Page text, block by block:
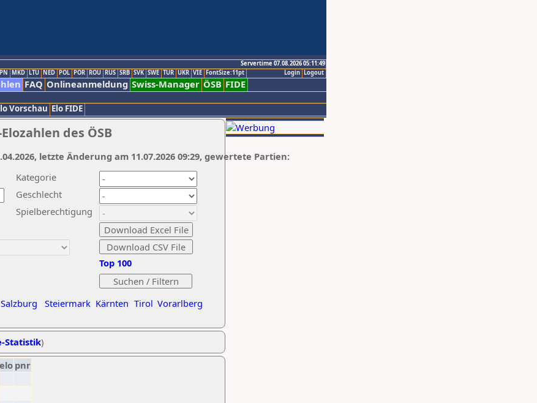
Servertime 07.08.2026 05:11:49
Logout
Login
MKD LTU NED POL POR ROU RUS SRB SVK SWE TUR UKR VIE FontSize:11pt
FAQ Onlineanmeldung Swiss-Manager ÖSB FIDE
Vorschau Elo FIDE
des ÖSB
Kategorie
Geschlecht
Spielberechtigung
Salzburg Steiermark Kärnten Tirol Vorarlberg
Top 100
letzte Änderung am 11.07.2026 09:29, gewertete Partien:
Statistik)
elo pnr